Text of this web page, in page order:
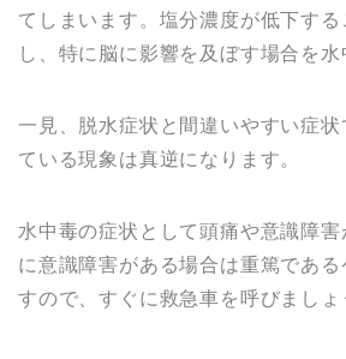
てしまいます。塩分濃度が低下す
し、特に脳に影響を及ぼす場合を水
一見、脱水症状と間違いやすい症状
ている現象は真逆になります。
水中毒の症状として頭痛や意識障
に意識障害がある場合は重篤である
すので、すぐに救急車を呼びましょ